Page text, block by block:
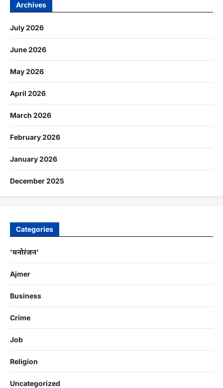
Archives
July 2026
June 2026
May 2026
April 2026
March 2026
February 2026
January 2026
December 2025
Categories
'मनोरंजन'
Ajmer
Business
Crime
Job
Religion
Uncategorized